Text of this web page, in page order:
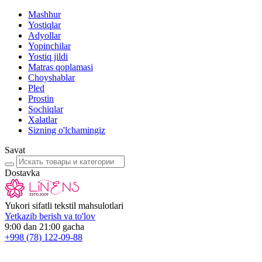
Mashhur
Yostiqlar
Adyollar
Yopinchilar
Yostiq jildi
Matras qoplamasi
Choyshablar
Pled
Prostin
Sochiqlar
Xalatlar
Sizning o'lchamingiz
Savat
Dostavka
Yukori sifatli tekstil mahsulotlari
Yetkazib berish va to'lov
9:00 dan 21:00 gacha
+998 (78) 122-09-88